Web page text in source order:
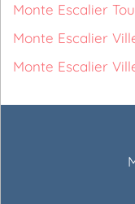
Monte Escalier
Monte Escalier
Monte Escalier